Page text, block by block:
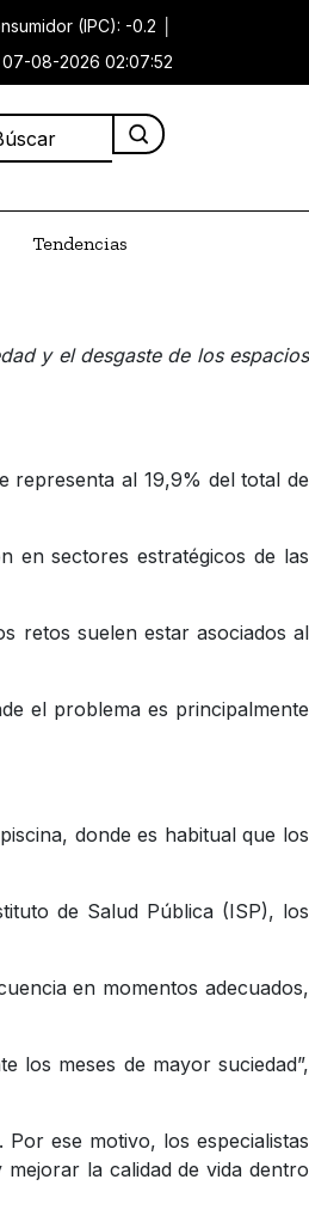
(IPC): -0.2
07-08-2026 02:07:52
Tendencias
y el desgaste de los espacios
representa al 19,9% del total de
en sectores estratégicos de las
retos suelen estar asociados al
el problema es principalmente
donde es habitual que los
de Salud Pública (ISP), los
en momentos adecuados,
los meses de mayor suciedad”,
ese motivo, los especialistas
la calidad de vida dentro